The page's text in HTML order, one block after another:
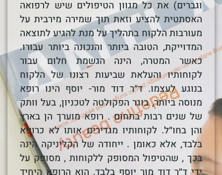
וגברים) את כל מגוון הטיפולים שיש לרפואה
האסתטית להציע וזאת תוך שמירה מירבית על
מעורבות הלקוח בתהליך על מנת להגיע לתוצאה
המדוייקת, הטובה ביותר והנכונה ביותר עבורו.
כאשר המטרה, הינה הגשמת חלום עבור
לקוחותיו והעלאת שביעות רצונו של הלקוח
בנוגע לעצמו. ד״ר דוד מור- יוסף הינו רופא
מנוסה ביותר, בוגר הפקולטה לטכניון, בעל וותק
של שנים רבות בתחום . רופא מוערך הן בארץ
והן בחו״ל. לקוחותיו מגדירים אותו לא כרופא
בלבד, אלא כאומן . ייחודה של הקליניקה הינה
בכך , שהטיפול המסופק ללקוחות , מסופק על
ידי ד״ר דוד מור יוסף בלבד, הוא הרופא היחיד